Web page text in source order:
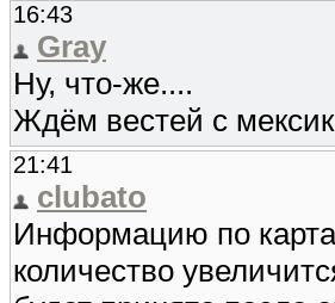
16:43
Gray
Ну, что-же....
Ждём вестей с
21:41
clubato
Информацию по
количество